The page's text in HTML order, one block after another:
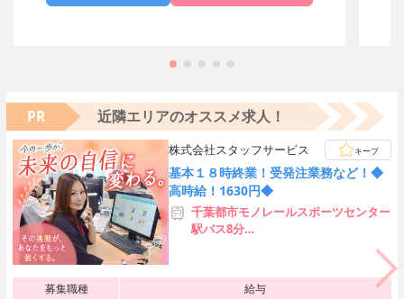
PR 近隣エリアのオススメ求人！
株式会社スタッフサービス キープ
基本１８時終業！受発注業務など！◆
高時給！1630円◆
千葉都市モノレールスポーツセンター
駅バス8分
募集職種
給与